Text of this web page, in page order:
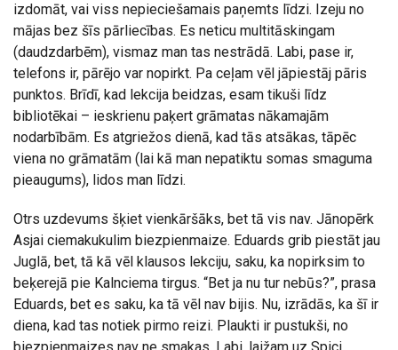
izdomāt, vai viss nepieciešamais paņemts līdzi. Izeju no
mājas bez šīs pārliecības. Es neticu multitāskingam
(daudzdarbēm), vismaz man tas nestrādā. Labi, pase ir,
telefons ir, pārējo var nopirkt. Pa ceļam vēl jāpiestāj pāris
punktos. Brīdī, kad lekcija beidzas, esam tikuši līdz
bibliotēkai – ieskrienu paķert grāmatas nākamajām
nodarbībām. Es atgriežos dienā, kad tās atsākas, tāpēc
viena no grāmatām (lai kā man nepatiktu somas smaguma
pieaugums), lidos man līdzi.
Otrs uzdevums šķiet vienkāršāks, bet tā vis nav. Jānopērk
Asjai ciemakukulim biezpienmaize. Eduards grib piestāt jau
Juglā, bet, tā kā vēl klausos lekciju, saku, ka nopirksim to
beķerejā pie Kalnciema tirgus. “Bet ja nu tur nebūs?”, prasa
Eduards, bet es saku, ka tā vēl nav bijis. Nu, izrādās, ka šī ir
diena, kad tas notiek pirmo reizi. Plaukti ir pustukši, no